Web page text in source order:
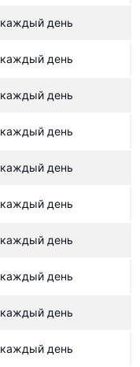
каждый день
каждый день
каждый день
каждый день
каждый день
каждый день
каждый день
каждый день
каждый день
каждый день